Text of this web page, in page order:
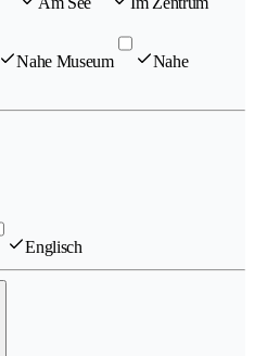
Nahe Museum
Nahe
Englisch